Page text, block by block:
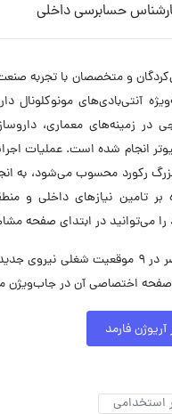
حسابرسی داخلی
از تحصیل‌کردگان و متخصصان با
آنتی‌بادی‌های
در زمینه‌های معماری،
رکورد محسوب می‌شود، به
بر تامین نیازهای داخلی و
می‌توانید در ابتدای صفحه
آریوژن فارمد در حال حاضر در ۹
صفحه اختصاصی آن در جاب‌ویژن
فارمد
استخدامی